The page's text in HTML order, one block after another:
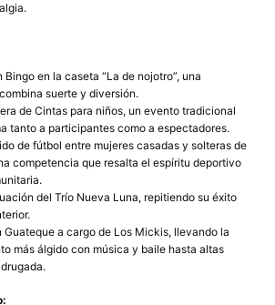
Bingo en la caseta “La de nojotro”, una
suerte y diversión.
de Cintas para niños, un evento tradicional
tanto a participantes como a espectadores.
de fútbol entre mujeres casadas y solteras de
competencia que resalta el espíritu deportivo
del Trío Nueva Luna, repitiendo su éxito
Guateque a cargo de Los Mickis, llevando la
más álgido con música y baile hasta altas